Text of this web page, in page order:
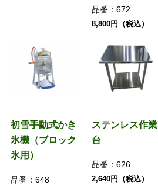
品番：672
8,800円（税込）
初雪手動式かき
氷機（ブロック
氷用）
品番： 648
ステンレス作業
台
品番：626
2,640円（税込）